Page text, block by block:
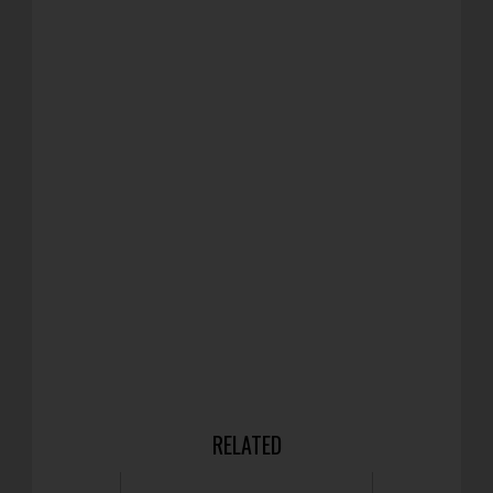
RELATED